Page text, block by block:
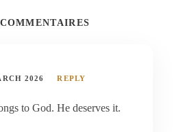
2026 REPLY
to God. He deserves it.